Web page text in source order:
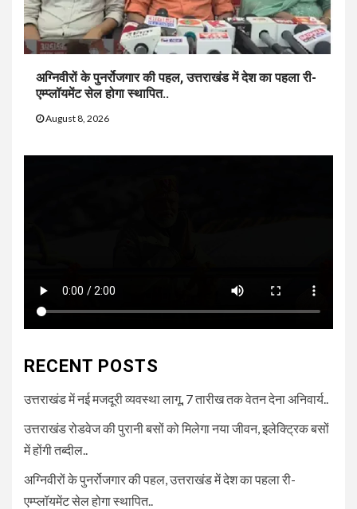
अग्निवीरों के पुनर्रोजगार की पहल, उत्तराखंड में देश का पहला री-
एम्प्लॉयमेंट सेल होगा स्थापित..
August 8, 2026
RECENT POSTS
उत्तराखंड में नई मजदूरी व्यवस्था लागू, 7 तारीख तक वेतन देना अनिवार्य..
उत्तराखंड रोडवेज की पुरानी बसों को मिलेगा नया जीवन, इलेक्ट्रिक बसों
में होंगी तब्दील..
अग्निवीरों के पुनर्रोजगार की पहल, उत्तराखंड में देश का पहला री-
एम्प्लॉयमेंट सेल होगा स्थापित..